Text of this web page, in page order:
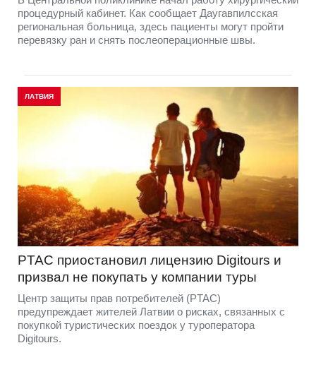
процедурный кабинет. Как сообщает Даугавпилсская
региональная больница, здесь пациенты могут пройти
перевязку ран и снять послеоперационные швы.
ЛАТВИЯ
PTAC приостановил лицензию Digitours и
призвал не покупать у компании туры
Центр защиты прав потребителей (PTAC)
предупреждает жителей Латвии о рисках, связанных с
покупкой туристических поездок у туроператора
Digitours.